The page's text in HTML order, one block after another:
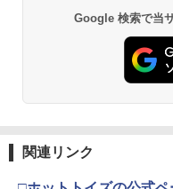
Google 検索で当
関連リンク